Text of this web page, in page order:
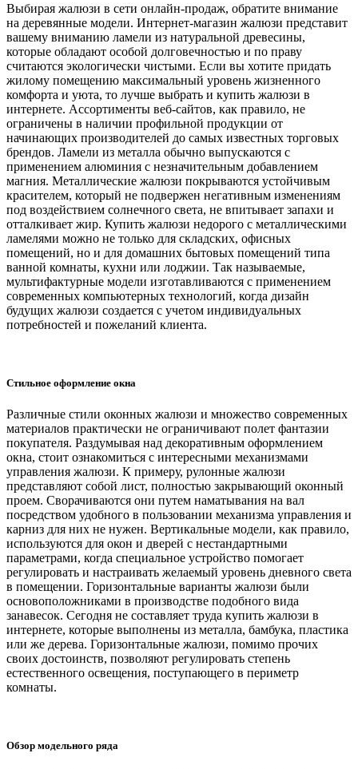
Выбирая жалюзи в сети онлайн-продаж, обратите внимание
на деревянные модели. Интернет-магазин жалюзи представит
вашему вниманию ламели из натуральной древесины,
которые обладают особой долговечностью и по праву
считаются экологически чистыми. Если вы хотите придать
жилому помещению максимальный уровень жизненного
комфорта и уюта, то лучше выбрать и купить жалюзи в
интернете. Ассортименты веб-сайтов, как правило, не
ограничены в наличии профильной продукции от
начинающих производителей до самых известных торговых
брендов. Ламели из металла обычно выпускаются с
применением алюминия с незначительным добавлением
магния. Металлические жалюзи покрываются устойчивым
красителем, который не подвержен негативным изменениям
под воздействием солнечного света, не впитывает запахи и
отталкивает жир. Купить жалюзи недорого с металлическими
ламелями можно не только для складских, офисных
помещений, но и для домашних бытовых помещений типа
ванной комнаты, кухни или лоджии. Так называемые,
мультифактурные модели изготавливаются с применением
современных компьютерных технологий, когда дизайн
будущих жалюзи создается с учетом индивидуальных
потребностей и пожеланий клиента.
Стильное оформление окна
Различные стили оконных жалюзи и множество современных
материалов практически не ограничивают полет фантазии
покупателя. Раздумывая над декоративным оформлением
окна, стоит ознакомиться с интересными механизмами
управления жалюзи. К примеру, рулонные жалюзи
представляют собой лист, полностью закрывающий оконный
проем. Сворачиваются они путем наматывания на вал
посредством удобного в пользовании механизма управления и
карниз для них не нужен. Вертикальные модели, как правило,
используются для окон и дверей с нестандартными
параметрами, когда специальное устройство помогает
регулировать и настраивать желаемый уровень дневного света
в помещении. Горизонтальные варианты жалюзи были
основоположниками в производстве подобного вида
занавесок. Сегодня не составляет труда купить жалюзи в
интернете, которые выполнены из металла, бамбука, пластика
или же дерева. Горизонтальные жалюзи, помимо прочих
своих достоинств, позволяют регулировать степень
естественного освещения, поступающего в периметр
комнаты.
Обзор модельного ряда